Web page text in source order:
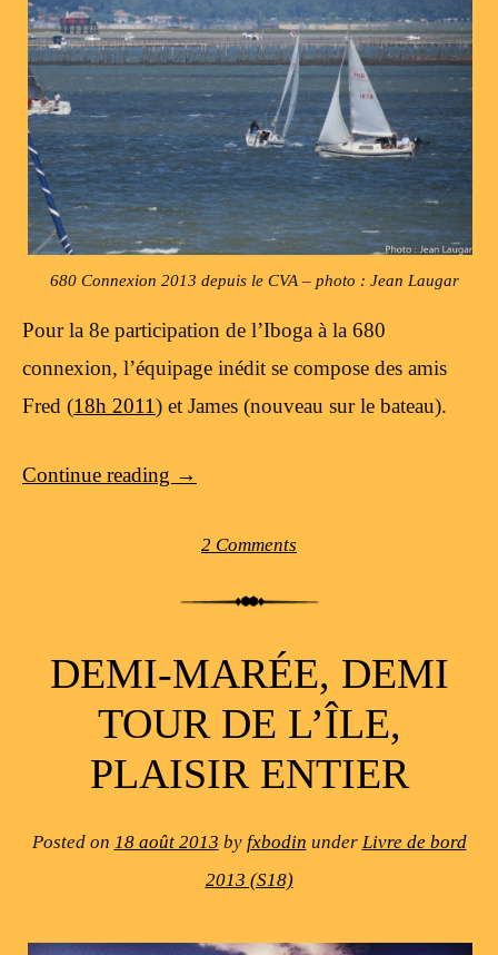
680 Connexion 2013 depuis le CVA – photo : Jean Laugar
Pour la 8e participation de l’Iboga à la 680
connexion, l’équipage inédit se compose des amis
Fred (18h 2011) et James (nouveau sur le bateau).
Continue reading →
2 Comments
DEMI-MARÉE, DEMI
TOUR DE L’ÎLE,
PLAISIR ENTIER
Posted on 18 août 2013 by fxbodin under Livre de bord
2013 (S18)